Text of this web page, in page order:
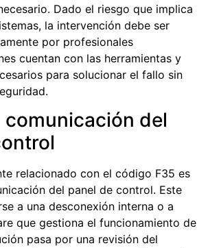
Dado el riesgo que implica
la intervención debe ser
por profesionales
cuentan con las herramientas y
para solucionar el fallo sin
comunicación del
relacionado con el código F35 es
del panel de control. Este
a una desconexión interna o a
que gestiona el funcionamiento de
pasa por una revisión del